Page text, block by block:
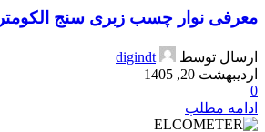
معرفی نوار چسب زبری سنج الکومتر Elcometer 122
ارسال توسط
digindt
اردیبهشت 20, 1405
0
ادامه مطلب